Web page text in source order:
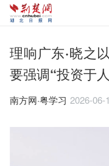
理响广东·晓之
要强调“投资于
南方网·粤学习 2026-06-